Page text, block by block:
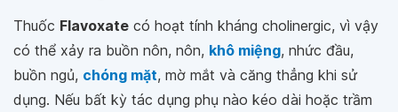
Thuốc Flavoxate có hoạt tính kháng cholinergic, vì vậy
có thể xảy ra buồn nôn, nôn, khô miệng, nhức đầu,
buồn ngủ, chóng mặt, mờ mắt và căng thẳng khi sử
dụng. Nếu bất kỳ tác dụng phụ nào kéo dài hoặc trầm